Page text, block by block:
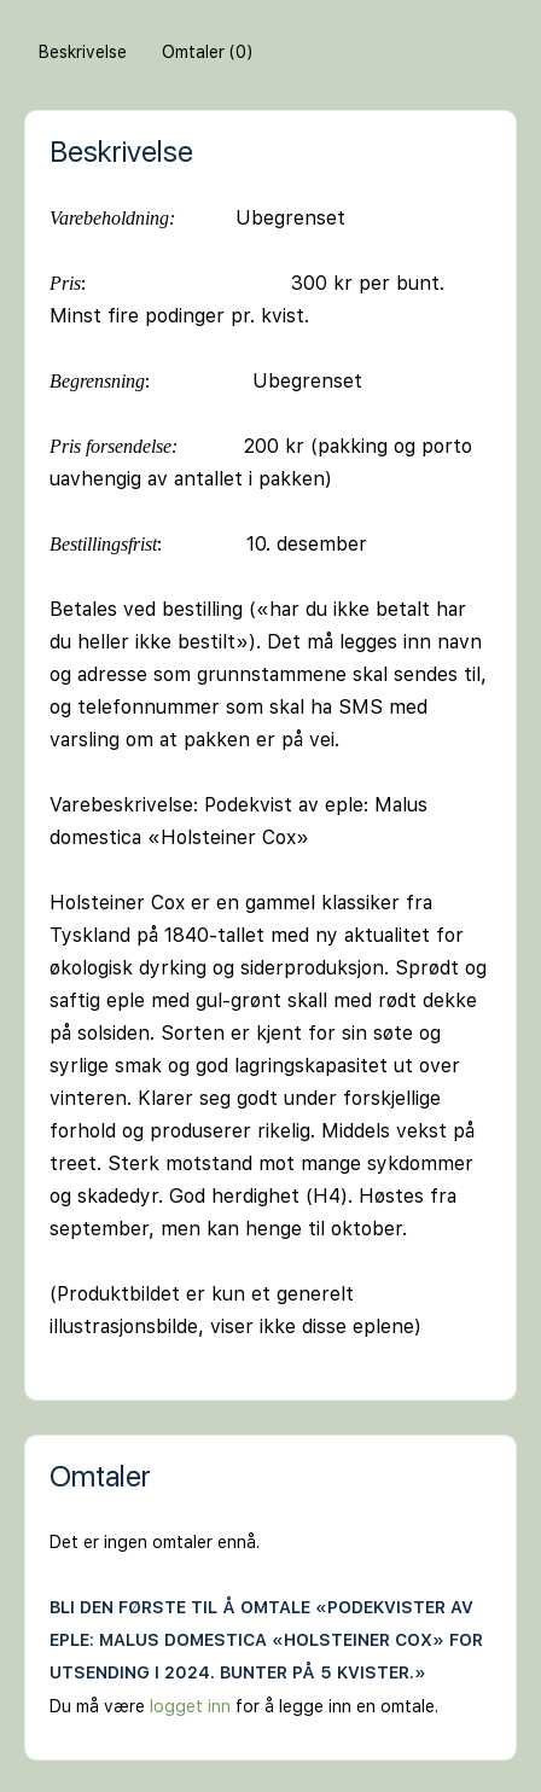
Beskrivelse Omtaler (0)
Beskrivelse
Varebeholdning: Ubegrenset
Pris: 300 kr per bunt.
Minst fire podinger pr. kvist.
Begrensning: Ubegrenset
Pris forsendelse:
200 kr (pakking og porto
uavhengig av antallet i pakken)
Bestillingsfrist: 10. desember
Betales ved bestilling («har du ikke betalt har
du heller ikke bestilt»). Det må legges inn navn
og adresse som grunnstammene skal sendes til,
og telefonnummer som skal ha SMS med
varsling om at pakken er på vei.
Varebeskrivelse: Podekvist av eple: Malus
domestica «Holsteiner Cox»
Holsteiner Cox er en gammel klassiker fra
Tyskland på 1840-tallet med ny aktualitet for
økologisk dyrking og siderproduksjon. Sprødt og
saftig eple med gul-grønt skall med rødt dekke
på solsiden. Sorten er kjent for sin søte og
syrlige smak og god lagringskapasitet ut over
vinteren. Klarer seg godt under forskjellige
forhold og produserer rikelig. Middels vekst på
treet. Sterk motstand mot mange sykdommer
og skadedyr. God herdighet (H4). Høstes fra
september, men kan henge til oktober.
(Produktbildet er kun et generelt
illustrasjonsbilde, viser ikke disse eplene)
Omtaler
Det er ingen omtaler ennå.
BLI DEN FØRSTE TIL Å OMTALE «PODEKVISTER AV
EPLE: MALUS DOMESTICA «HOLSTEINER COX» FOR
UTSENDING I 2024. BUNTER PÅ 5 KVISTER.»
Du må være logget inn for å legge inn en omtale.